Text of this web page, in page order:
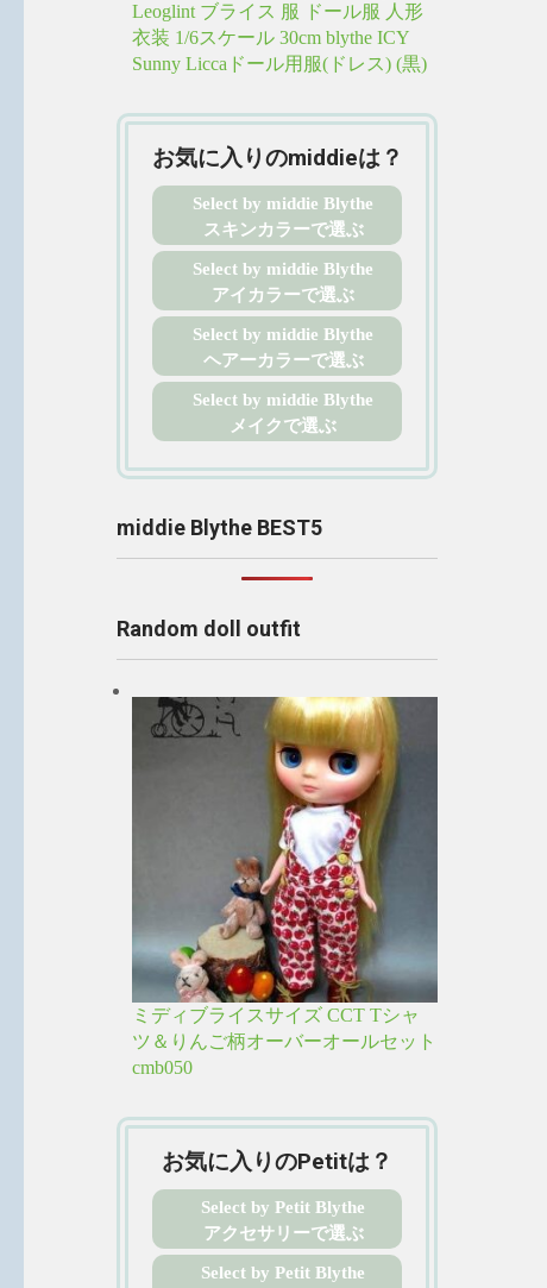
Leoglint ブライス 服 ドール服 人形
衣装 1/6スケール 30cm blythe ICY
Sunny Liccaドール用服(ドレス) (黒)
お気に入りのmiddieは？
Select by middie Blythe
スキンカラーで選ぶ
Select by middie Blythe
アイカラーで選ぶ
Select by middie Blythe
ヘアーカラーで選ぶ
Select by middie Blythe
メイクで選ぶ
middie Blythe BEST5
Random doll outfit
ミディブライスサイズ CCT Tシャ
ツ＆りんご柄オーバーオールセット
cmb050
お気に入りのPetitは？
Select by Petit Blythe
アクセサリーで選ぶ
Select by Petit Blythe